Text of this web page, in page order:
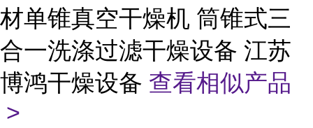
材单锥真空干燥机 筒锥式三
合一洗涤过滤干燥设备 江苏
博鸿干燥设备 查看相似产品
>